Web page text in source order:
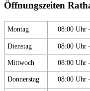
Öffnungszeiten
Montag 08:00 Uhr
Dienstag 08:00 Uhr
Mittwoch 08:00 Uhr
Donnerstag 08:00 Uhr